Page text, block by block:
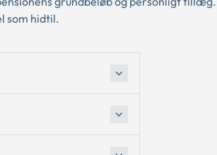
som hidtil.